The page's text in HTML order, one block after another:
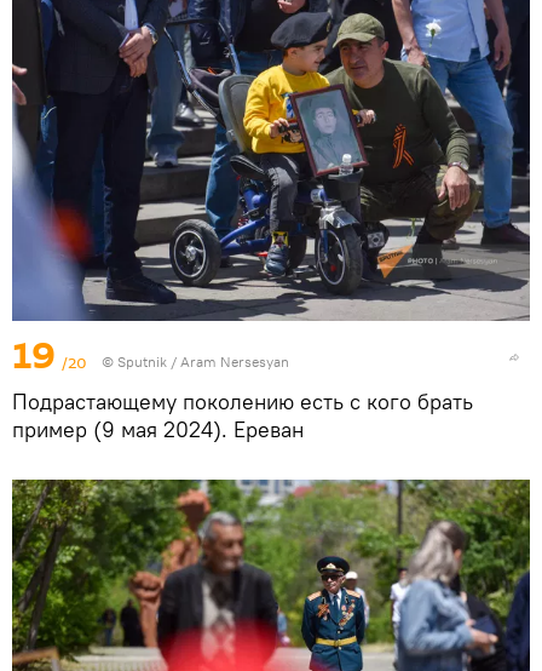
19 /20 © Sputnik / Aram Nersesyan
Подрастающему поколению есть с кого брать
пример (9 мая 2024). Еревaн